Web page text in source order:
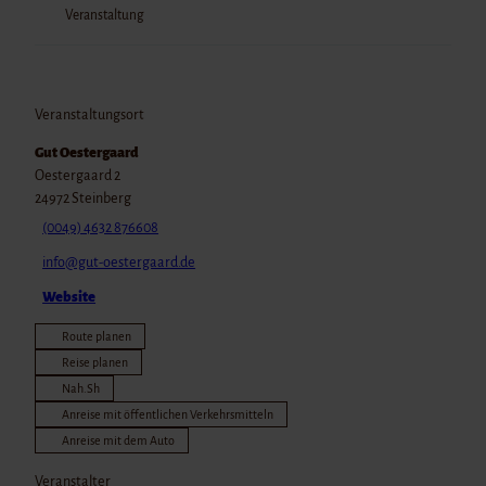
Veranstaltung
Veranstaltungsort
Gut Oestergaard
Oestergaard 2
24972 Steinberg
(0049) 4632 876608
info@gut-oestergaard.de
Website
Route planen
Reise planen
Nah.Sh
Anreise mit öffentlichen Verkehrsmitteln
Anreise mit dem Auto
Veranstalter